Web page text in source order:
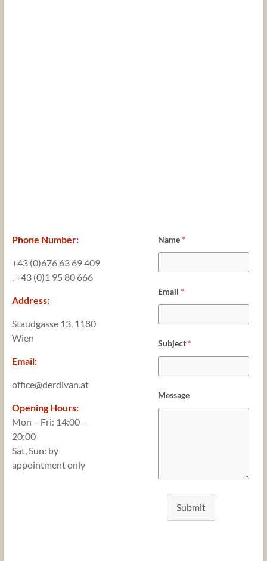
Phone Number:
+43 (0)676 63 69 409
, +43 (0)1 95 80 666
Address:
Staudgasse 13, 1180
Wien
Email:
office@derdivan.at
Opening Hours:
Mon – Fri: 14:00 –
20:00
Sat, Sun: by
appointment only
Name*
Email *
Subject*
Message
Submit